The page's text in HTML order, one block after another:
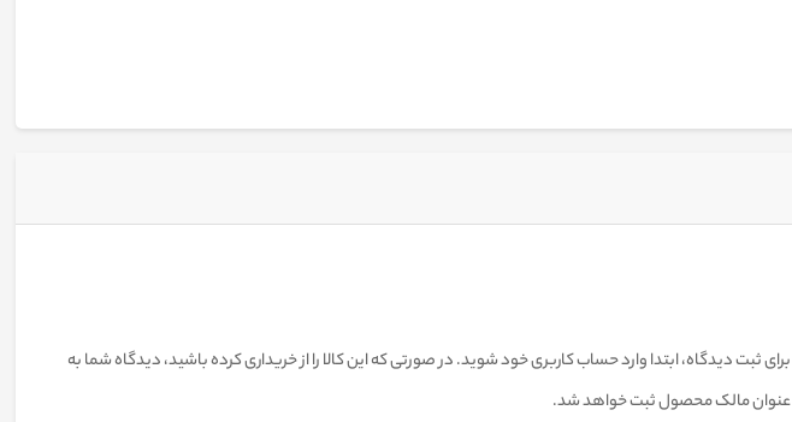
برای ثبت دیدگاه، ابتدا وارد حساب کاربری خود شوید. در صورتی که این کالا را از خریداری کرده باشید، دیدگاه شما به
عنوان مالک محصول ثبت خواهد شد.